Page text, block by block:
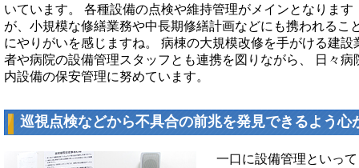
いています。 各種設備の点検や維持管理がメインとなります
が、小規模な修繕業務や中長期修繕計画などにも携われるこ
にやりがいを感じますね。 病棟の大規模改修を手がける建設
者や病院の設備管理スタッフとも連携を図りながら、 日々病
内設備の保安管理に努めています。
巡視点検などから不具合の前兆を発見できるよう心
一口に設備管理といっ